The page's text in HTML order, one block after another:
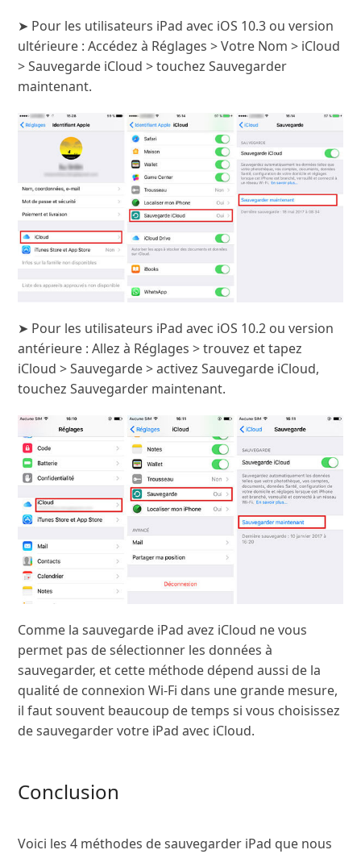
➤ Pour les utilisateurs iPad avec iOS 10.3 ou version
ultérieure : Accédez à Réglages > Votre Nom > iCloud
> Sauvegarde iCloud > touchez Sauvegarder
maintenant.
➤ Pour les utilisateurs iPad avec iOS 10.2 ou version
antérieure : Allez à Réglages > trouvez et tapez
iCloud > Sauvegarde > activez Sauvegarde iCloud,
touchez Sauvegarder maintenant.
Comme la sauvegarde iPad avez iCloud ne vous
permet pas de sélectionner les données à
sauvegarder, et cette méthode dépend aussi de la
qualité de connexion Wi-Fi dans une grande mesure,
il faut souvent beaucoup de temps si vous choisissez
de sauvegarder votre iPad avec iCloud.
Conclusion
Voici les 4 méthodes de sauvegarder iPad que nous